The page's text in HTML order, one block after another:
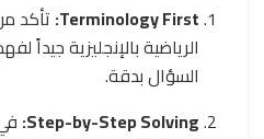
Terminology First: تأكد
الرياضية بالإنجليزية جيداً
السؤال بدقة.
Step-by-Step Solving: